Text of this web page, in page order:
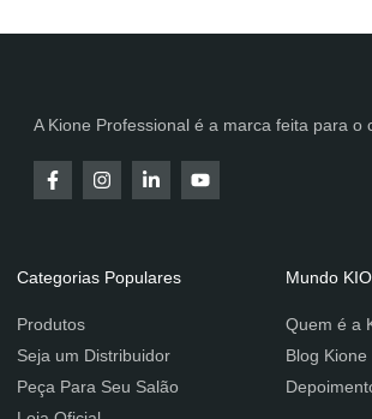
A Kione Professional é a marca feita para o
Categorias Populares
Produtos
Seja um Distribuidor
Peça Para Seu Salão
Mundo
Quem é a
Blog Kione